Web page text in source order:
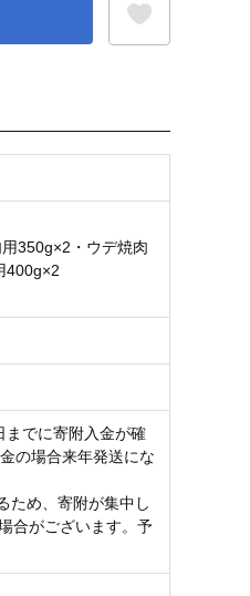
350g×2・ウデ焼肉
400g×2
までに寄附入金が確
の場合来年発送にな
ため、寄附が集中し
合がございます。予